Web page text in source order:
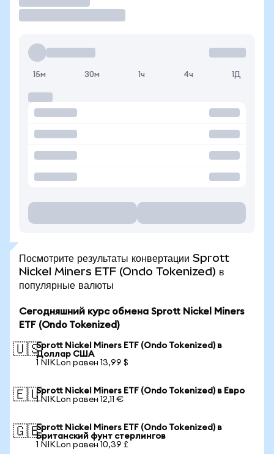
15м 30м 1ч 4ч 1Д
Посмотрите результаты конвертации Sprott
Nickel Miners ETF (Ondo Tokenized) в
популярные валюты
Сегодняшний курс обмена Sprott Nickel Miners
ETF (Ondo Tokenized)
🇺🇸Sprott Nickel Miners ETF (Ondo Tokenized) в
Доллар США
1 NIKLon равен 13,99 $
🇪🇺Sprott Nickel Miners ETF (Ondo Tokenized) в Евро
1 NIKLon равен 12,11 €
🇬🇧Sprott Nickel Miners ETF (Ondo Tokenized) в
Британский фунт стерлингов
1 NIKLon равен 10,39 £